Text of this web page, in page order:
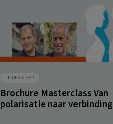
LEIDERSCHAP
Brochure Masterclass Van
polarisatie naar verbinding